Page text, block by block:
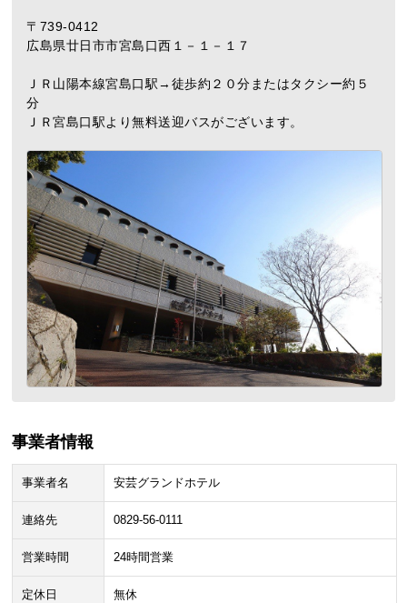
〒739-0412
広島県廿日市市宮島口西１－１－１７
ＪＲ山陽本線宮島口駅→徒歩約２０分またはタクシー約５
分
ＪＲ宮島口駅より無料送迎バスがございます。
事業者情報
事業者名 安芸グランドホテル
連絡先 0829-56-0111
営業時間 24時間営業
定休日 無休